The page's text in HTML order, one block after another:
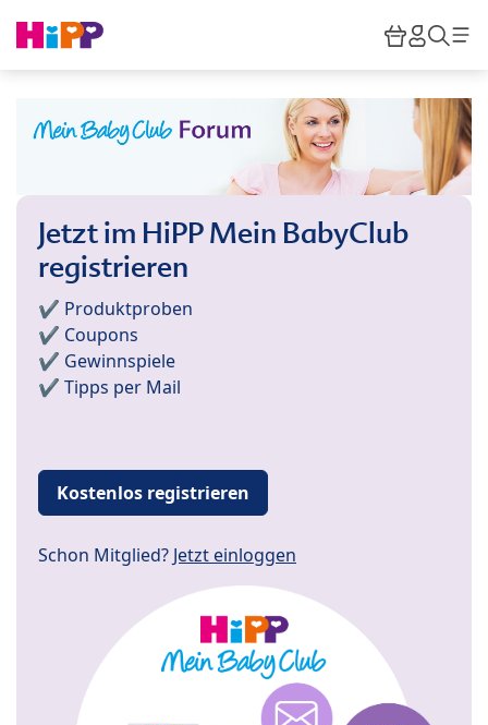
HiPP
Jetzt im HiPP Mein BabyClub
registrieren
✔️ Produktproben
✔️ Coupons
✔️ Gewinnspiele
✔️ Tipps per Mail
Kostenlos registrieren
Schon Mitglied? Jetzt einloggen